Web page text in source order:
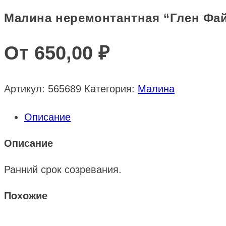
Малина неремонтантная “Глен
От 650,00 ₽
Артикул: 565689 Категория: Малина
Описание
Описание
Ранний срок созревания.
Похожие